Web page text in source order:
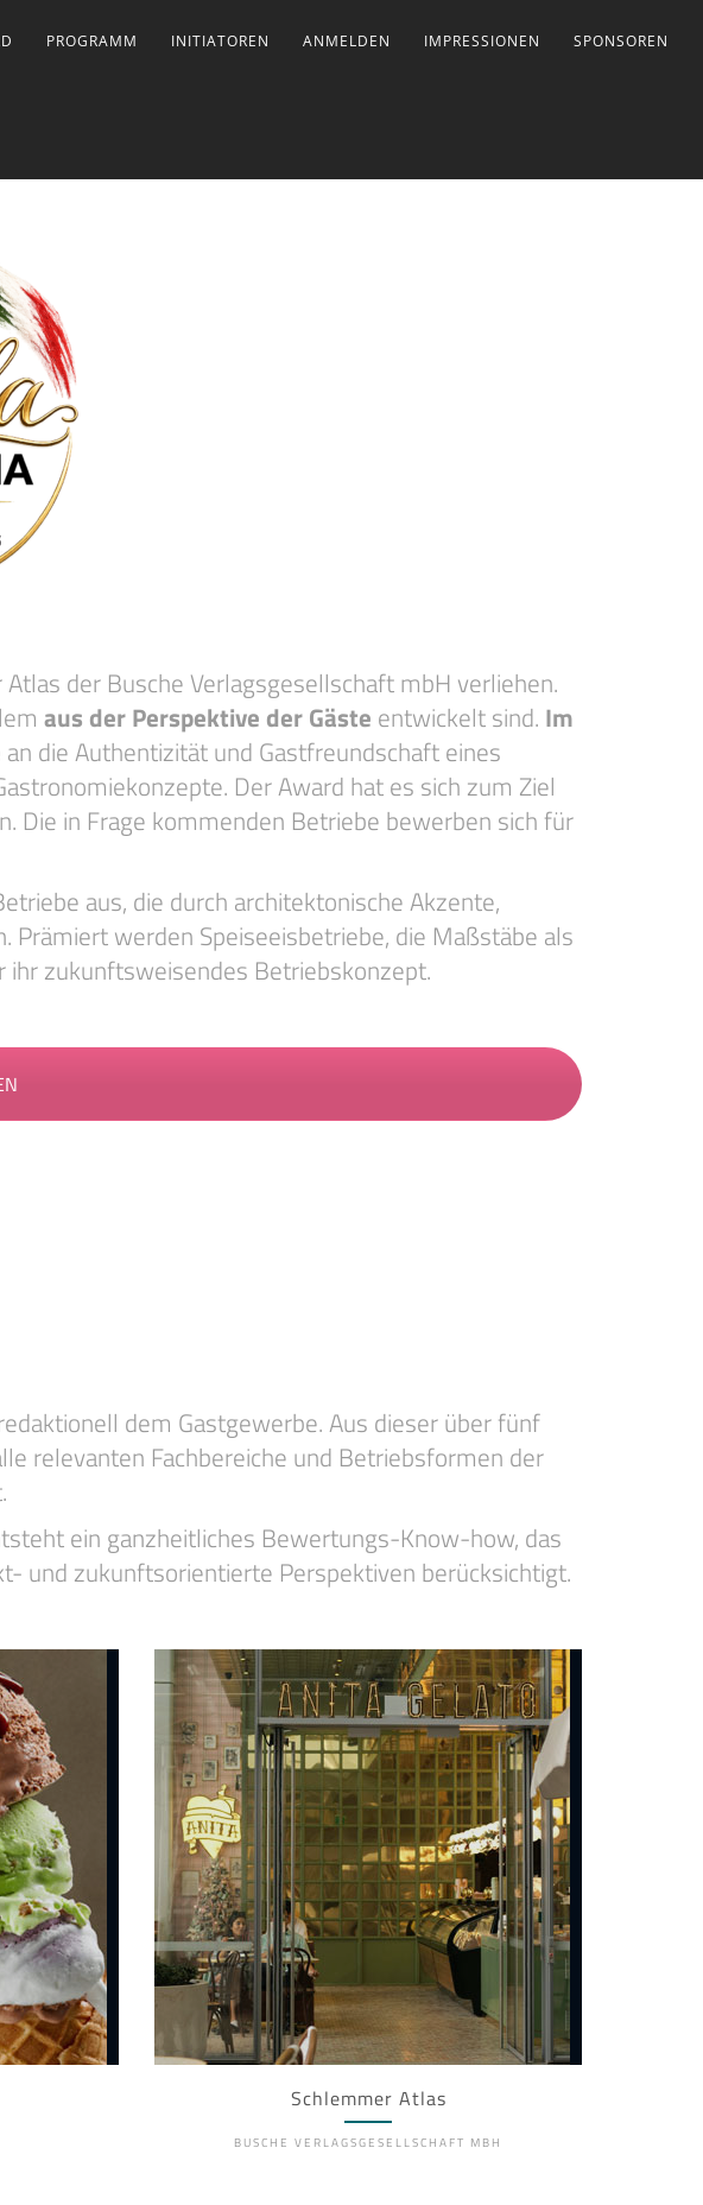
PROGRAMM INITIATOREN ANMELDEN IMPRESSIONEN SPONSOREN
der Busche Verlagsgesellschaft mbH verliehen.
aus der Perspektive der Gäste entwickelt sind. Im
an die Authentizität und Gastfreundschaft eines
Der Award hat es sich zum Ziel
Die in Frage kommenden Betriebe bewerben sich für
aus, die durch architektonische Akzente,
werden Speiseeisbetriebe, die Maßstäbe als
zukunftsweisendes Betriebskonzept.
dem Gastgewerbe. Aus dieser über fünf
relevanten Fachbereiche und Betriebsformen der
ein ganzheitliches Bewertungs-Know-how, das
und zukunftsorientierte Perspektiven berücksichtigt.
Schlemmer Atlas
BUSCHE VERLAGSGESELLSCHAFT MBH